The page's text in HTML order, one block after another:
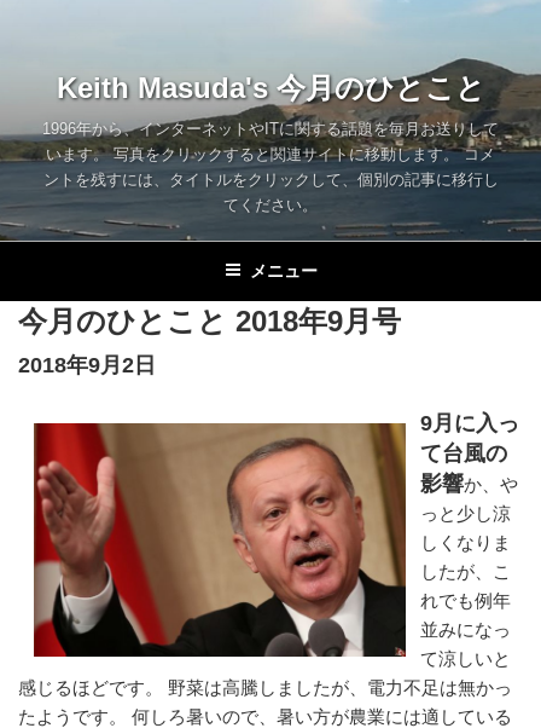
へ
キ
ッ
Keith Masuda's 今月のひとこと
1996年から、インターネットやITに関する話題を毎月お送りして
います。 写真をクリックすると関連サイトに移動します。 コメ
ントを残すには、タイトルをクリックして、個別の記事に移行し
てください。
メニュー
今月のひとこと 2018年9月号
2018年9月2日
9月に入っ
て台風の
影響か、や
っと少し涼
しくなりま
したが、こ
れでも例年
並みになっ
て涼しいと
感じるほどです。 野菜は高騰しましたが、電力不足は無かっ
たようです。 何しろ暑いので、暑い方が農業には適している